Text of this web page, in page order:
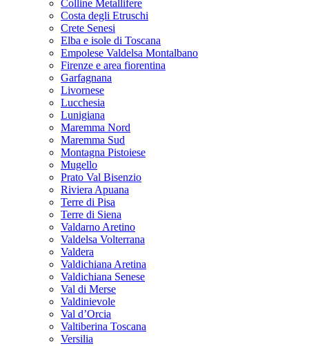
Colline Metallifere
Costa degli Etruschi
Crete Senesi
Elba e isole di Toscana
Empolese Valdelsa Montalbano
Firenze e area fiorentina
Garfagnana
Livornese
Lucchesia
Lunigiana
Maremma Nord
Maremma Sud
Montagna Pistoiese
Mugello
Prato Val Bisenzio
Riviera Apuana
Terre di Pisa
Terre di Siena
Valdarno Aretino
Valdelsa Volterrana
Valdera
Valdichiana Aretina
Valdichiana Senese
Val di Merse
Valdinievole
Val d’Orcia
Valtiberina Toscana
Versilia